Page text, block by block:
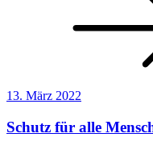
13. März 2022
Schutz für alle